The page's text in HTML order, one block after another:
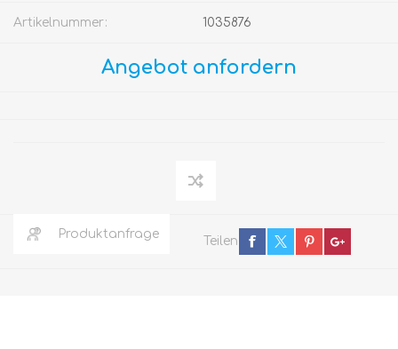
Artikelnummer: 1035876
Angebot anfordern
Produktanfrage
Teilen